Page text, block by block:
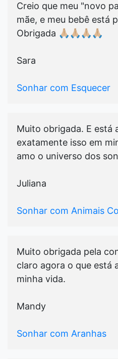
Creio que meu "novo
mãe, e meu bebê está
Obrigada 🙏🏼🙏🏼🙏🏼🙏🏼
Sara
Sonhar com Esquecer
Muito obrigada. E está
exatamente isso em
amo o universo dos
Juliana
Sonhar com Animais
Muito obrigada pela
claro agora o que está
minha vida.
Mandy
Sonhar com Aranhas